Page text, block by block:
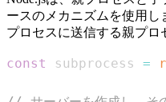
ースのメカニズムを使用し
プロセスに送信する親プロ
const subprocess =